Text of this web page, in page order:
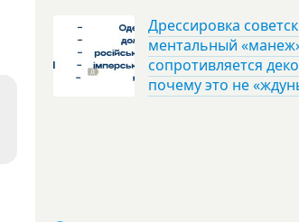
Дрессировка
ментальный
сопротивляется
почему это не